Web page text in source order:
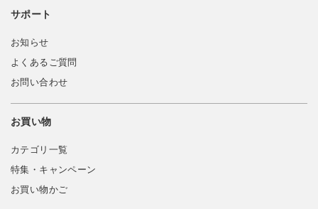
サポート
お知らせ
よくあるご質問
お問い合わせ
お買い物
カテゴリ一覧
特集・キャンペーン
お買い物かご